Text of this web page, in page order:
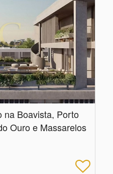
na Boavista, Porto
Ouro e Massarelos